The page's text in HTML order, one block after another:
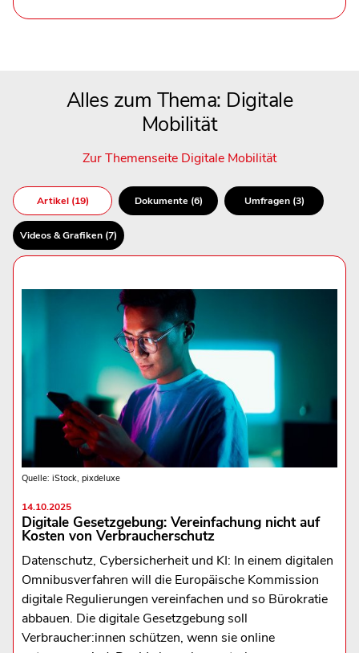
Alles zum Thema: Digitale
Mobilität
Zur Themenseite Digitale Mobilität
Artikel (19) Dokumente (6) Umfragen (3)
Videos & Grafiken (7)
Quelle: iStock, pixdeluxe
14.10.2025
Digitale Gesetzgebung: Vereinfachung nicht auf
Kosten von Verbraucherschutz
Datenschutz, Cybersicherheit und KI: In einem digitalen
Omnibusverfahren will die Europäische Kommission
digitale Regulierungen vereinfachen und so Bürokratie
abbauen. Die digitale Gesetzgebung soll
Verbraucher:innen schützen, wenn sie online